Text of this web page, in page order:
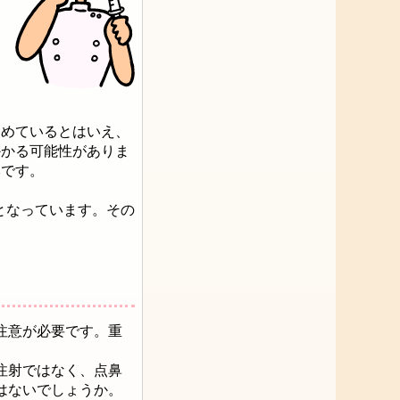
ているとはいえ、
る可能性がありま
す。
っています。その
意が必要です。重
射ではなく、点鼻
いでしょうか。